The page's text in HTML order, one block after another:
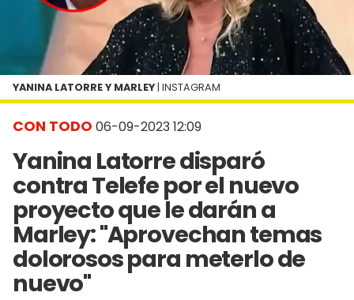
CON TODO 06-09-2023 12:09
Yanina Latorre disparó
contra Telefe por el nuevo
proyecto que le darán a
Marley: "Aprovechan temas
dolorosos para meterlo de
nuevo"
YANINA LATORRE Y MARLEY| INSTAGRAM